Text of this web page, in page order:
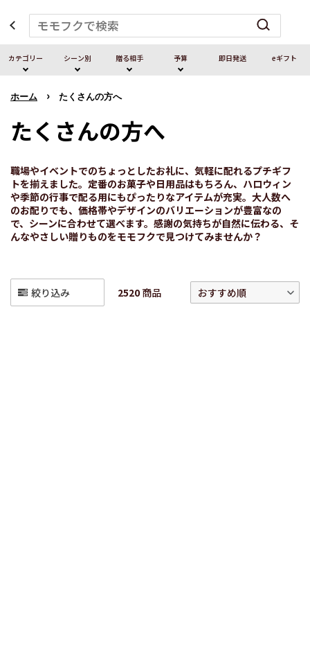
カテゴリー シーン別 贈る相⼿ 予算 即⽇発送 eギフト
ホーム › たくさんの方へ
たくさんの方へ
職場やイベントでのちょっとしたお礼に、気軽に配れるプチギフ
トを揃えました。定番のお菓子や日用品はもちろん、ハロウィン
や季節の行事で配る用にもぴったりなアイテムが充実。大人数へ
のお配りでも、価格帯やデザインのバリエーションが豊富なの
で、シーンに合わせて選べます。感謝の気持ちが自然に伝わる、そ
んなやさしい贈りものをモモフクで見つけてみませんか？
絞り込み 2520商品 おすすめ順